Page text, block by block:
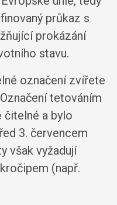
průkaz s
prokázání
stavu.
označení zvířete
tetováním
čitelné a bylo
3. červencem
však vyžadují
(např.